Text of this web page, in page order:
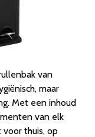
van
maar
Met een inhoud
van elk
thuis, op